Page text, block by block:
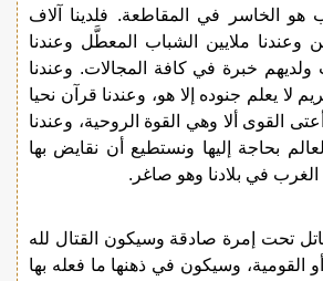
هو الخاسر في المقاطعة. فلدينا آلاف
وعندنا ملايين الشباب المعطَّل وعندنا
خبرة في كافة المجالات. وعندنا
يعلم جنوده إلا هو، وعندنا قرآن نحيا
القوى ألا وهي القوة الروحية، وعندنا
بحاجة إليها ونستطيع أن نقايض بها
الغرب في بلادنا وهو صاغر.
تحت إمرة صادقة وسيكون القتال لله
وسيكون في ذهنها ما فعله بها